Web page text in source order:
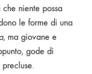
niente possa
le forme di una
, ma giovane e
gode di